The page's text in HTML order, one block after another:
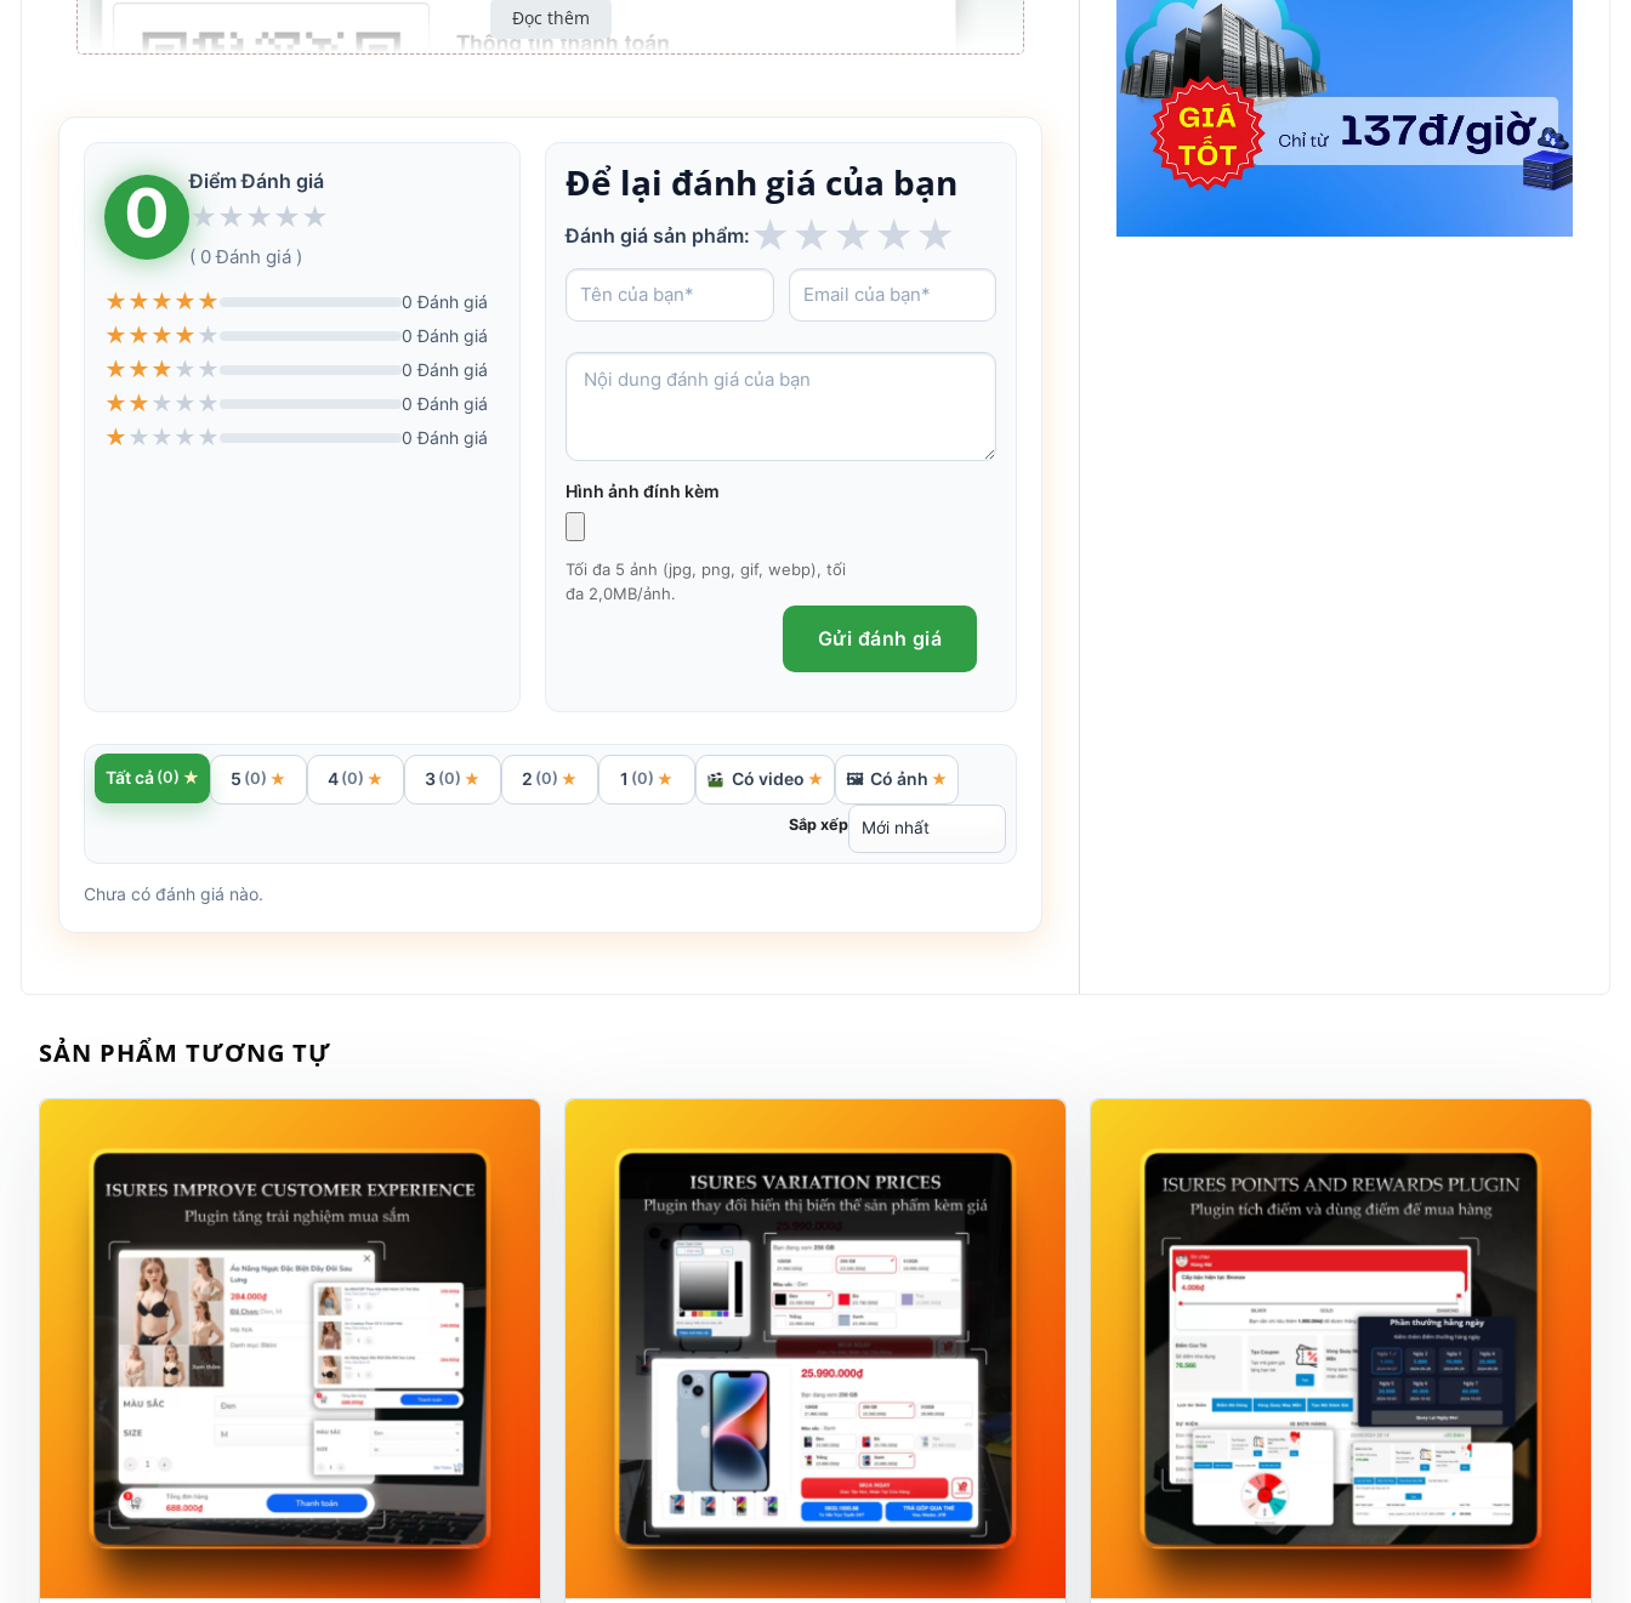
Đơn hàng tự động chuyển sang hoàn tất khi thanh toán thành công.
Sau khi thanh toán thành công, đơn hàng sẽ tự chuyển sang trạng thái hoàn tất.
Thông báo giao dịch hoàn tất qua Telegram
Ngay sau đó chi tiết đơn hàng được hoàn tất khi thanh toán qua ACB Gateway sẽ được báo qua
Telegram. Xem chi tiết cách cài đặt Bot Telegram tại tài liệu của plugin.
Đọc thêm
0 Điểm Đánh giá
★ ★ ★ ★ ★
( 0 Đánh giá )
★★★★★ 0 Đánh giá
★★★★★ 0 Đánh giá
★★★★ ★ 0 Đánh giá
★★★ ★ ★ 0 Đánh giá
★★ ★ ★ ★ 0 Đánh giá
Để lại đánh giá của bạn
Đánh giá sản phẩm: ★ ★ ★ ★ ★
Hình ảnh đính kèm
Tối đa 5 ảnh (jpg, png, gif, webp), tối
đa 2,0MB/ảnh.
Gửi đánh giá
Tất cả (0) ★ 5 (0) ★ 4 (0) ★ 3 (0) ★ 2 (0) ★ 1 (0) ★ Có video ★ 🖼 Có ảnh ★
Sắp xếp
Chưa có đánh giá nào.
SẢN PHẨM TƯƠNG TỰ